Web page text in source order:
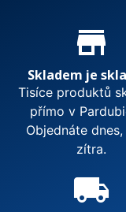
Proč store_mall_directory
Skladem je
Tisíce produktů
přímo v
Objednáte
zítra.
local_shipping